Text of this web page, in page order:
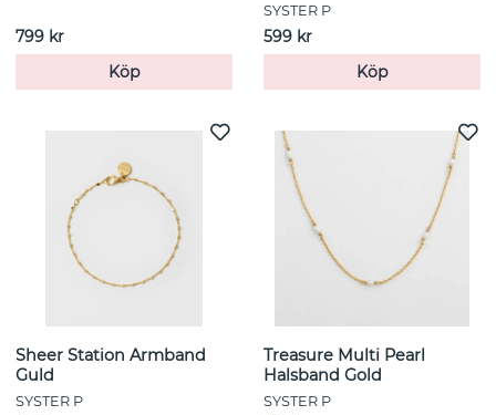
799 kr
Köp
SYSTER P
599 kr
Köp
Sheer Station Armband
Guld
SYSTER P
Treasure Multi Pearl
Halsband Gold
SYSTER P